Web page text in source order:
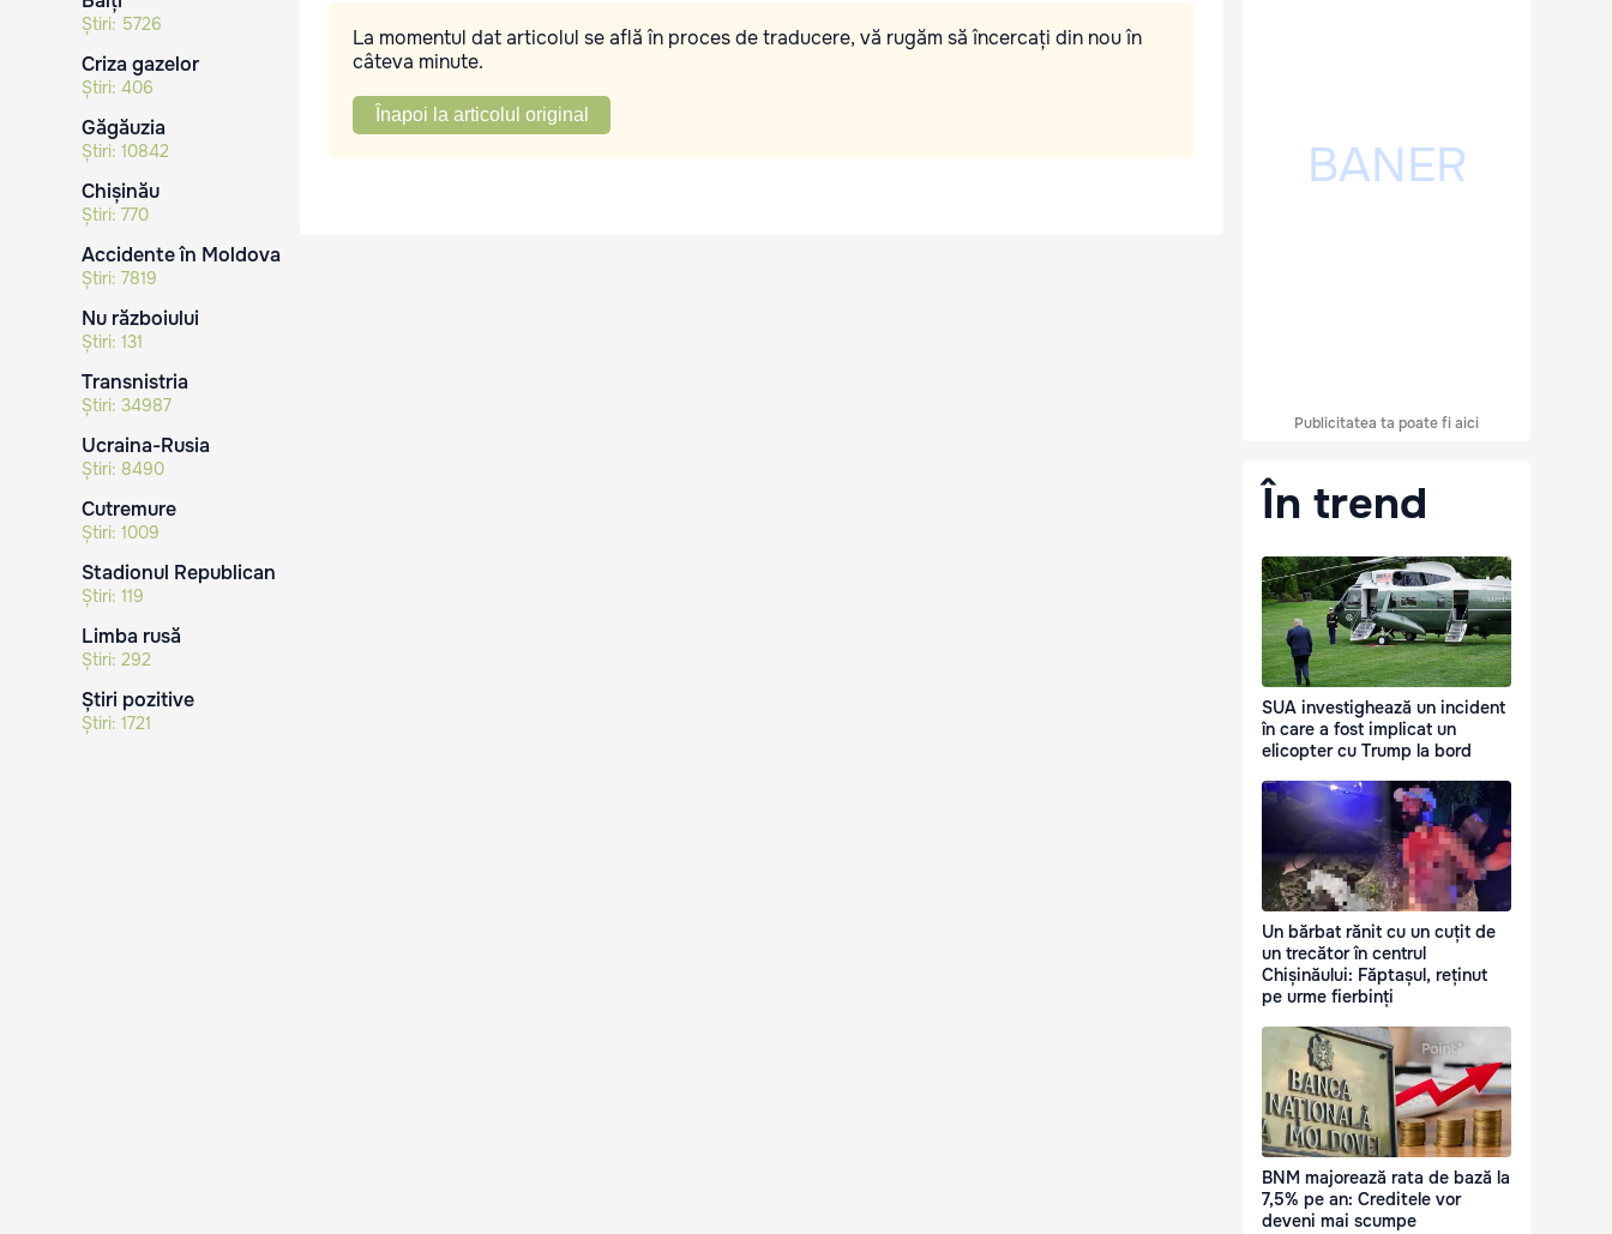
Știri: 5726
Criza gazelor
Știri: 406
Găgăuzia
Știri: 10842
Chișinău
Știri: 770
Accidente în Moldova
Știri: 7819
Nu războiului
Știri: 131
Transnistria
Știri: 34987
Ucraina-Rusia
Știri: 8490
Cutremure
Știri: 1009
Stadionul Republican
Știri: 119
Limba rusă
Știri: 292
Știri pozitive
Știri: 1721
La momentul dat articolul se află în proces de traducere, vă rugăm să încercați din nou în
câteva minute.
Înapoi la articolul original
Publicitatea ta poate fi aici
În trend
SUA investighează un incident
în care a fost implicat un
elicopter cu Trump la bord
Un bărbat rănit cu un cuțit de
un trecător în centrul
Chișinăului: Făptașul, reținut
pe urme fierbinți
BNM majorează rata de bază la
7,5% pe an: Creditele vor
deveni mai scumpe